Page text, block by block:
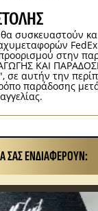
συσκευαστούν
στην
ΚΑΙ
σε αυτήν την
παράδοσης
ΣΑΣ ΕΝΔΙΑΦΈΡΟΥΝ: